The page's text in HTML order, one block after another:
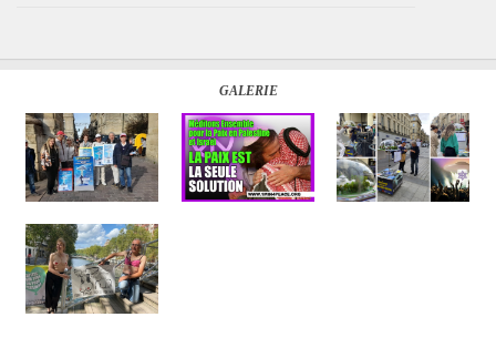
GALERIE